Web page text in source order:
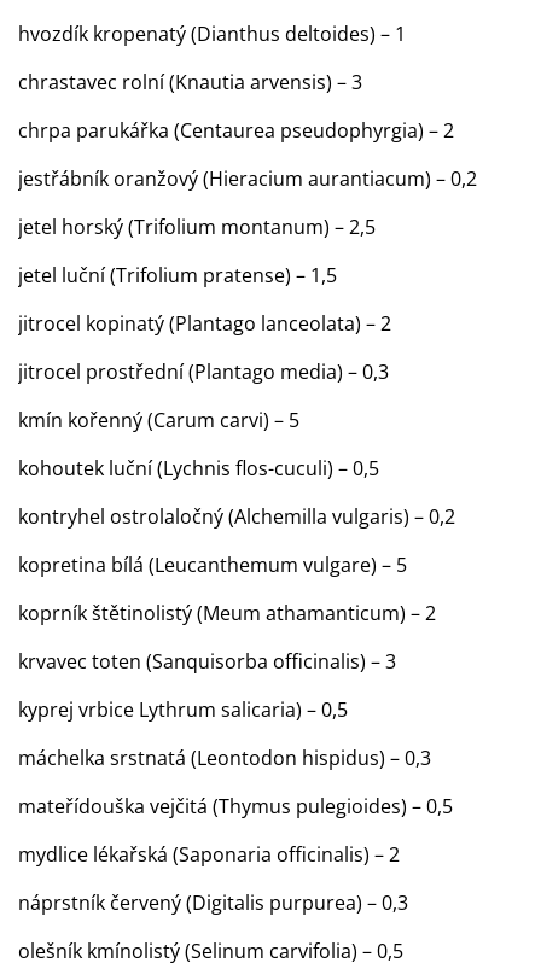
hvozdík kropenatý (Dianthus deltoides) – 1
chrastavec rolní (Knautia arvensis) – 3
chrpa parukářka (Centaurea pseudophyrgia) – 2
jestřábník oranžový (Hieracium aurantiacum) – 0,2
jetel horský (Trifolium montanum) – 2,5
jetel luční (Trifolium pratense) – 1,5
jitrocel kopinatý (Plantago lanceolata) – 2
jitrocel prostřední (Plantago media) – 0,3
kmín kořenný (Carum carvi) – 5
kohoutek luční (Lychnis flos-cuculi) – 0,5
kontryhel ostrolaločný (Alchemilla vulgaris) – 0,2
kopretina bílá (Leucanthemum vulgare) – 5
koprník štětinolistý (Meum athamanticum) – 2
krvavec toten (Sanquisorba officinalis) – 3
kyprej vrbice Lythrum salicaria) – 0,5
máchelka srstnatá (Leontodon hispidus) – 0,3
mateřídouška vejčitá (Thymus pulegioides) – 0,5
mydlice lékařská (Saponaria officinalis) – 2
náprstník červený (Digitalis purpurea) – 0,3
olešník kmínolistý (Selinum carvifolia) – 0,5